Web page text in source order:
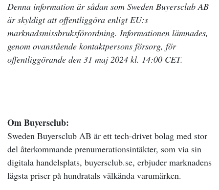
Denna information är sådan som Sweden Buyersclub AB
är skyldigt att offentliggöra enligt EU:s
marknadsmissbruksförordning. Informationen lämnades,
genom ovanstående kontaktpersons försorg, för
offentliggörande den 31 maj 2024 kl. 14:00 CET.
Om Buyersclub:
Sweden Buyersclub AB är ett tech-drivet bolag med stor
del återkommande prenumerationsintäkter, som via sin
digitala handelsplats, buyersclub.se, erbjuder marknadens
lägsta priser på hundratals välkända varumärken.